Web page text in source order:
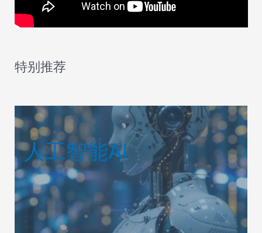
特别推荐
人工智能AI